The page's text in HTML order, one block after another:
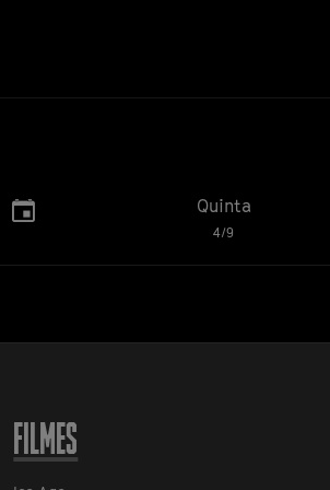
Choose
Quinta
4/9
FILMES